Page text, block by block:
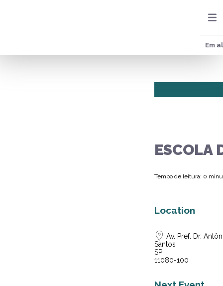
Em
ESCOLA
Tempo de leitura: 0
Location
Av. Pref. Dr.
Santos
SP
11080-100